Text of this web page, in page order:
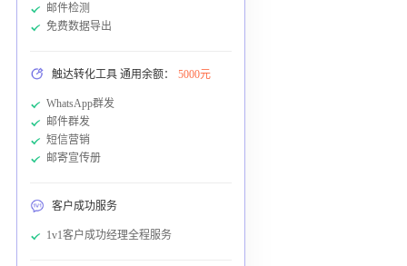
邮件检测
免费数据导出
触达转化工具 通用余额： 5000元
WhatsApp群发
邮件群发
短信营销
邮寄宣传册
客户成功服务
1v1客户成功经理全程服务